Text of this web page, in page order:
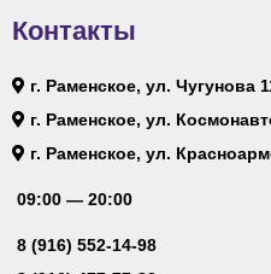
Контакты
г. Раменское, ул. Чугунова
г. Раменское, ул.
г. Раменское, ул.
09:00 — 20:00
8 (916) 552-14-98